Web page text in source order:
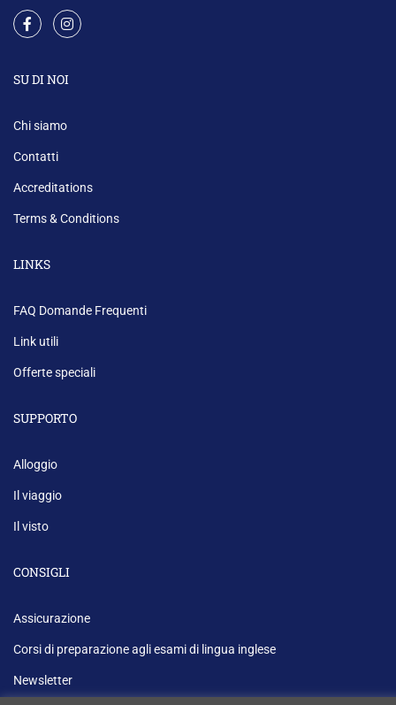
SU DI NOI
Chi siamo
Contatti
Accreditations
Terms & Conditions
LINKS
FAQ Domande Frequenti
Link utili
Offerte speciali
SUPPORTO
Alloggio
Il viaggio
Il visto
CONSIGLI
Assicurazione
Corsi di preparazione agli esami di lingua inglese
Newsletter